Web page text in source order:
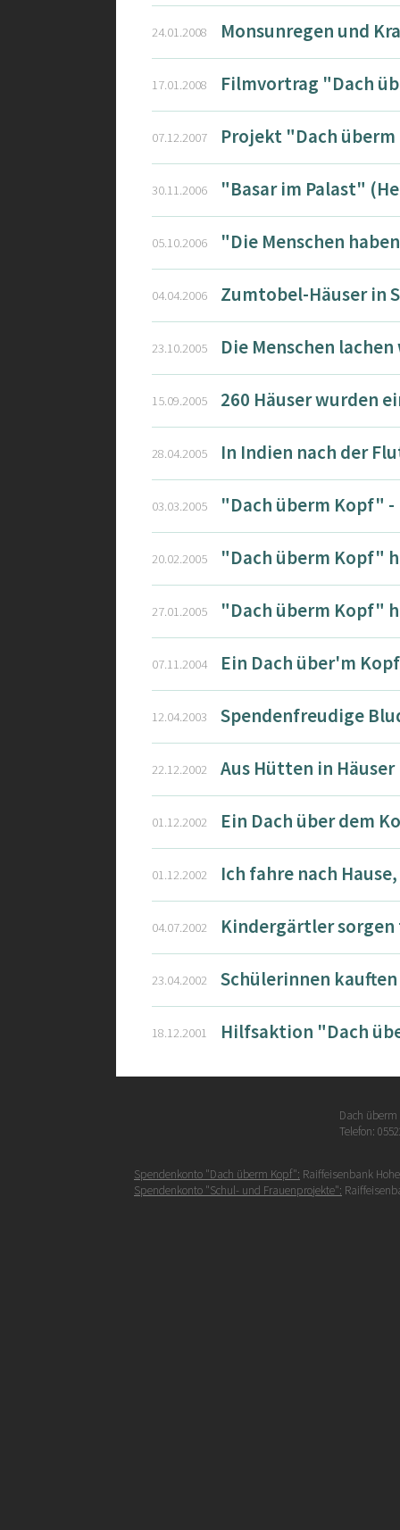
24.01.2008 Monsunregen und
17.01.2008 Filmvortrag "Dach
07.12.2007 Projekt "Dach
30.11.2006 "Basar im Palast"
05.10.2006 "Die Menschen
04.04.2006 Zumtobel-Häuser in
23.10.2005 Die Menschen
15.09.2005 260 Häuser wurden
28.04.2005 In Indien nach der
03.03.2005 "Dach überm Kopf"
20.02.2005 "Dach überm Kopf"
27.01.2005 "Dach überm Kopf"
07.11.2004 Ein Dach über'm
12.04.2003 Spendenfreudige
22.12.2002 Aus Hütten in
01.12.2002 Ein Dach über dem
01.12.2002 Ich fahre nach
04.07.2002 Kindergärtler
23.04.2002 Schülerinnen kauften
18.12.2001 Hilfsaktion "Dach
Dach
Telefon:
Spendenkonto "Dach überm Kopf": Raiffeisenbank
Spendenkonto "Schul- und Frauenprojekte":